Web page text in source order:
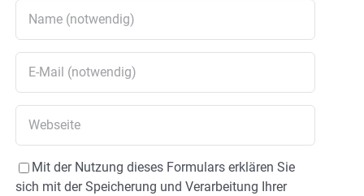
Mit der Nutzung dieses Formulars erklären Sie
sich mit der Speicherung und Verarbeitung Ihrer